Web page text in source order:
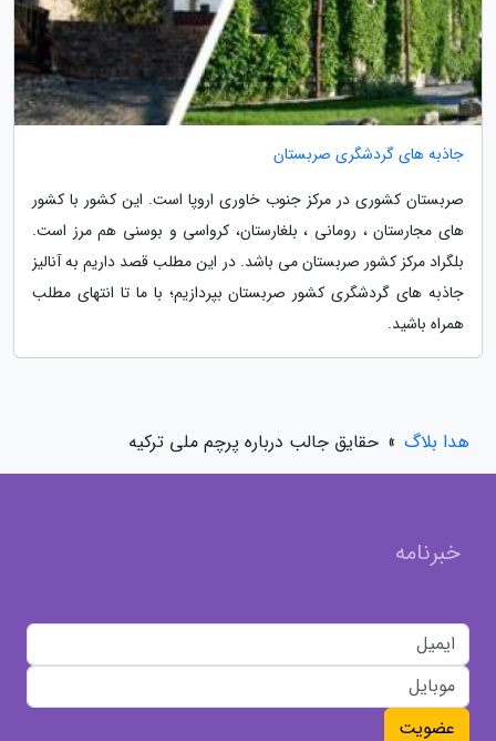
جاذبه های گردشگری صربستان
صربستان کشوری در مرکز جنوب خاوری اروپا است. این کشور با کشور
های مجارستان ، رومانی ، بلغارستان، کرواسی و بوسنی هم مرز است.
بلگراد مرکز کشور صربستان می باشد. در این مطلب قصد داریم به آنالیز
جاذبه های گردشگری کشور صربستان بپردازیم؛ با ما تا انتهای مطلب
همراه باشید.
هدا بلاگ » حقایق جالب درباره پرچم ملی ترکیه
خبرنامه
عضویت